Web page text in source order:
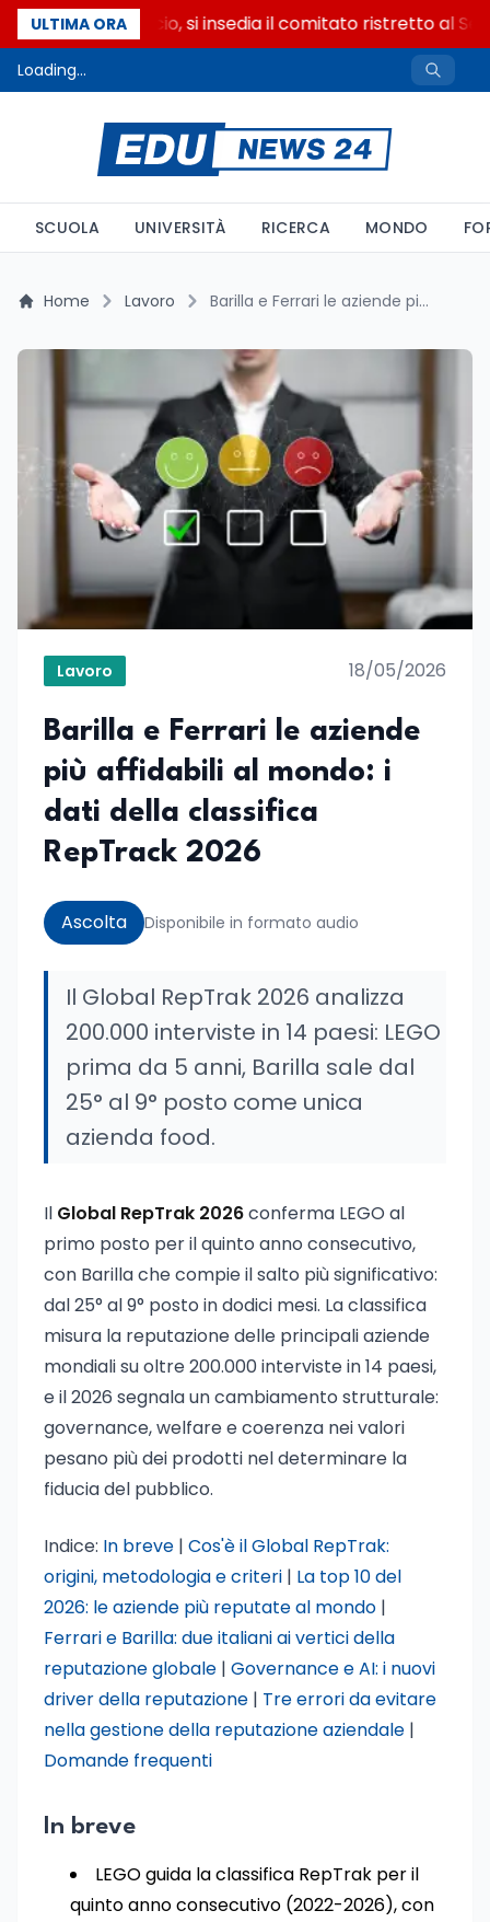
ULTIMA ORA
Riforma del calcio, si insedia il comitato ristretto al
Loading...
SCUOLA UNIVERSITÀ RICERCA MONDO
Home Lavoro Barilla e Ferrari le aziende più affidabili al mondo: i dati della classifica RepTrack 2026
Lavoro 18/05/2026
Barilla e Ferrari le aziende
più affidabili al mondo: i
dati della classifica
RepTrack 2026
Ascolta Disponibile in formato audio
Il Global RepTrak 2026 analizza
200.000 interviste in 14 paesi: LEGO
prima da 5 anni, Barilla sale dal
25° al 9° posto come unica
azienda food.
Il Global RepTrak 2026conferma LEGO al
primo posto per il quinto anno consecutivo,
con Barilla che compie il salto più significativo:
dal 25° al 9° posto in dodici mesi. La classifica
misura la reputazione delle principali aziende
mondiali su oltre 200.000 interviste in 14 paesi,
e il 2026 segnala un cambiamento strutturale:
governance, welfare e coerenza nei valori
pesano più dei prodotti nel determinare la
fiducia del pubblico.
Indice: In breve | Cos'è il Global RepTrak:
origini, metodologia e criteri | La top 10 del
2026: le aziende più reputate al mondo |
Ferrari e Barilla: due italiani ai vertici della
reputazione globale | Governance e AI: i nuovi
driver della reputazione | Tre errori da evitare
nella gestione della reputazione aziendale |
Domande frequenti
In breve
LEGO guida la classifica RepTrak per il
quinto anno consecutivo (2022-2026), con